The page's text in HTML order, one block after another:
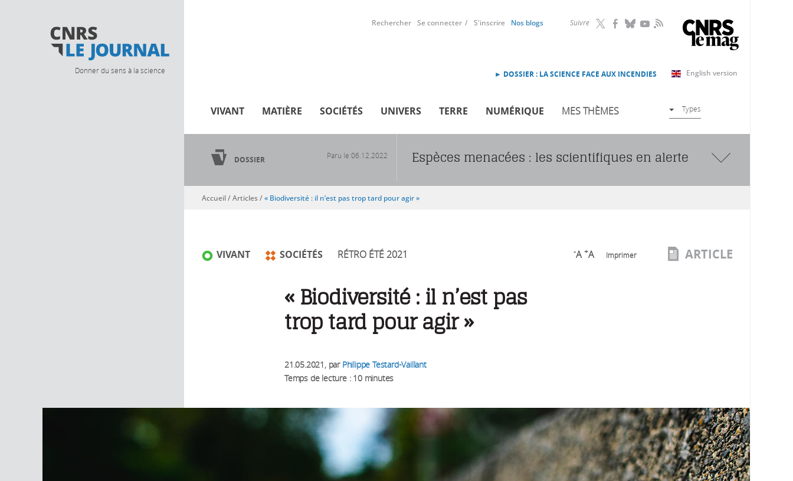
Donner du sens à la science
Suivre RSS
Rechercher Se connecter S'inscrire Nos blogs
English version
► DOSSIER : LA SCIENCE FACE AUX INCENDIES
VIVANT MATIÈRE SOCIÉTÉS UNIVERS TERRE NUMÉRIQUE MES THÈMES Types
DOSSIER Paru le 06.12.2022 Espèces menacées : les scientifiques en alerte
Vous êtes ici
Accueil/Articles/« Biodiversité : il n’est pas trop tard pour agir »
VIVANT SOCIÉTÉS RÉTRO ÉTÉ 2021 -A +A Imprimer ARTICLE
« Biodiversité : il n’est pas
trop tard pour agir »
21.05.2021, par Philippe Testard-Vaillant
Temps de lecture : 10 minutes